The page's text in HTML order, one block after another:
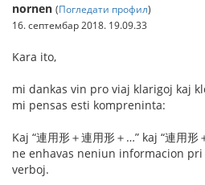
nornen (Погледати профил)
16. септембар 2018. 19.09.33
Kara ito,
mi dankas vin pro viaj klarigoj kaj
mi pensas esti kompreninta:
Kaj “連用形＋連用形＋…” kaj “連用
ne enhavas neniun informacion
verboj.